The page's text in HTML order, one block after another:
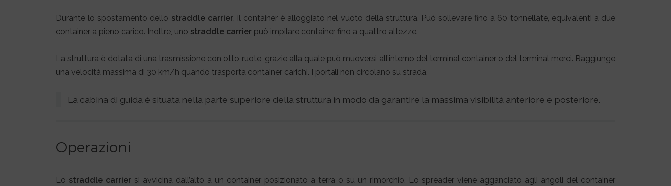
Durante lo spostamento dello straddle carrier, il container è alloggiato nel vuoto della struttura. Può sollevare fino a 60 tonnellate, equivalenti a due
container a pieno carico. Inoltre, uno straddle carrier può impilare container fino a quattro altezze.
La struttura è dotata di una trasmissione con otto ruote, grazie alla quale può muoversi all’interno del terminal container o del terminal merci. Raggiunge
una velocità massima di 30 km/h quando trasporta container carichi. I portali non circolano su strada.
La cabina di guida è situata nella parte superiore della struttura in modo da garantire la massima visibilità anteriore e posteriore.
Operazioni
Lo straddle carrier si avvicina dall’alto a un container posizionato a terra o su un rimorchio. Lo spreader viene agganciato agli angoli del container